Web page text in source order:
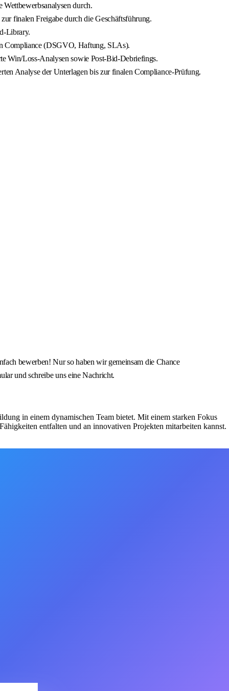
durch.
finalen Freigabe durch die Geschäftsführung.
Library.
Compliance (DSGVO, Haftung, SLAs).
Win/Loss-Analysen sowie Post-Bid-Debriefings.
Analyse der Unterlagen bis zur finalen Compliance-Prüfung.
bewerben! Nur so haben wir gemeinsam die Chance
und schreibe uns eine Nachricht.
in einem dynamischen Team bietet. Mit einem starken Fokus
entfalten und an innovativen Projekten mitarbeiten kannst.